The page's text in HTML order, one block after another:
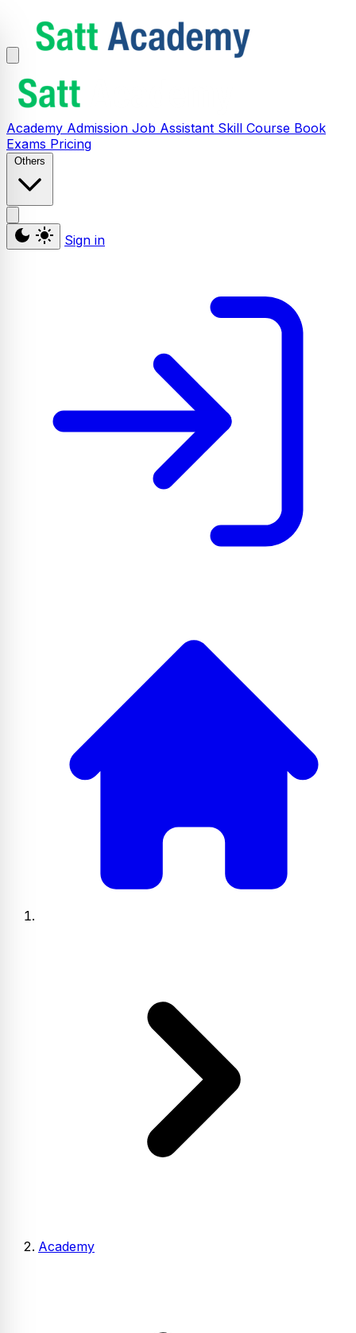
Academy Admission Job Assistant Skill Course Book
Exams Pricing
Others
Sign in
Academy